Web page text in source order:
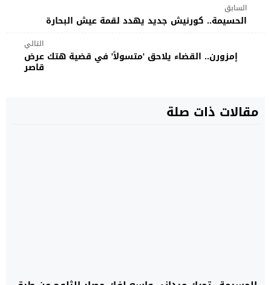
السابق
الحسيمة.. كورنيش جديد يهدد لقمة عيش البحارة
التالي
إمزورن.. القضاء يلاحق 'متسولاً' في قضية هتك عرض
قاصر
مقالات ذات صلة